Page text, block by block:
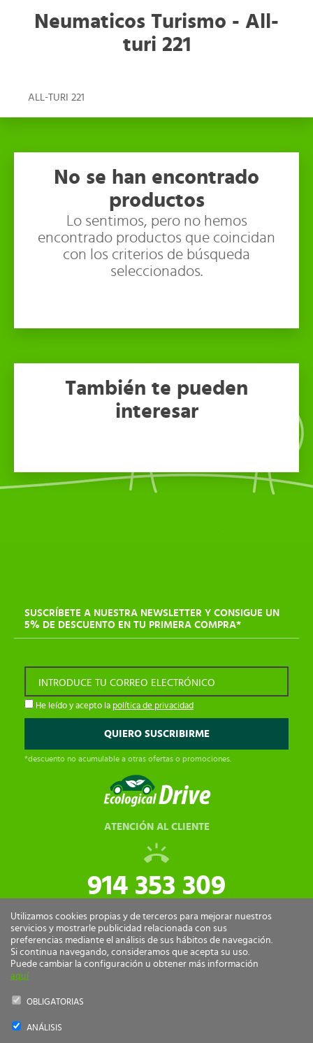
Neumaticos Turismo - All-
turi 221
ALL-TURI 221
No se han encontrado
productos
Lo sentimos, pero no hemos
encontrado productos que coincidan
con los criterios de búsqueda
seleccionados.
También te pueden
interesar
SUSCRÍBETE A NUESTRA NEWSLETTER Y CONSIGUE UN
5% DE DESCUENTO EN TU PRIMERA COMPRA*
INTRODUCE TU CORREO ELECTRÓNICO
He leído y acepto la política de privacidad
*descuento no acumulable a otras ofertas o promociones.
ATENCIÓN AL CLIENTE
914 353 309
tiendaonline@ecologicaldrive.com
Utilizamos cookies propias y de terceros para mejorar nuestros
servicios y mostrarle publicidad relacionada con sus
preferencias mediante el análisis de sus hábitos de navegación.
Si continua navegando, consideramos que acepta su uso.
Puede cambiar la configuración u obtener más información
aquí
OBLIGATORIAS
ANÁLISIS